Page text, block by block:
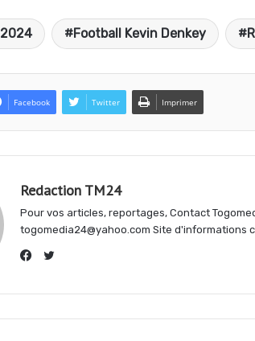
a
t
A
p
l
e
r
r
t
2024 Football Kevin Denkey
Facebook Twitter Imprimer
Redaction TM24
Pour vos articles, reportages, Contact
togomedia24@yahoo.com Site d'informations
Twitter